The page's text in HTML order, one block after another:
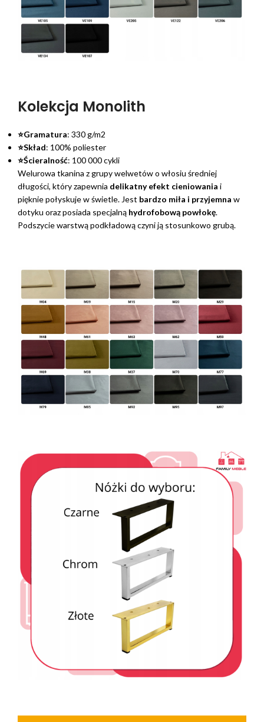
Kolekcja Monolith
⭐Gramatura: 330 g/m2
⭐Skład: 100% poliester
⭐Ścieralność: 100 000 cykli
Welurowa tkanina z grupy welwetów o włosiu średniej
długości, który zapewnia delikatny efekt cieniowania i
pięknie połyskuje w świetle. Jest bardzo miła i przyjemna w
dotyku oraz posiada specjalną hydrofobową powłokę.
Podszycie warstwą podkładową czyni ją stosunkowo grubą.